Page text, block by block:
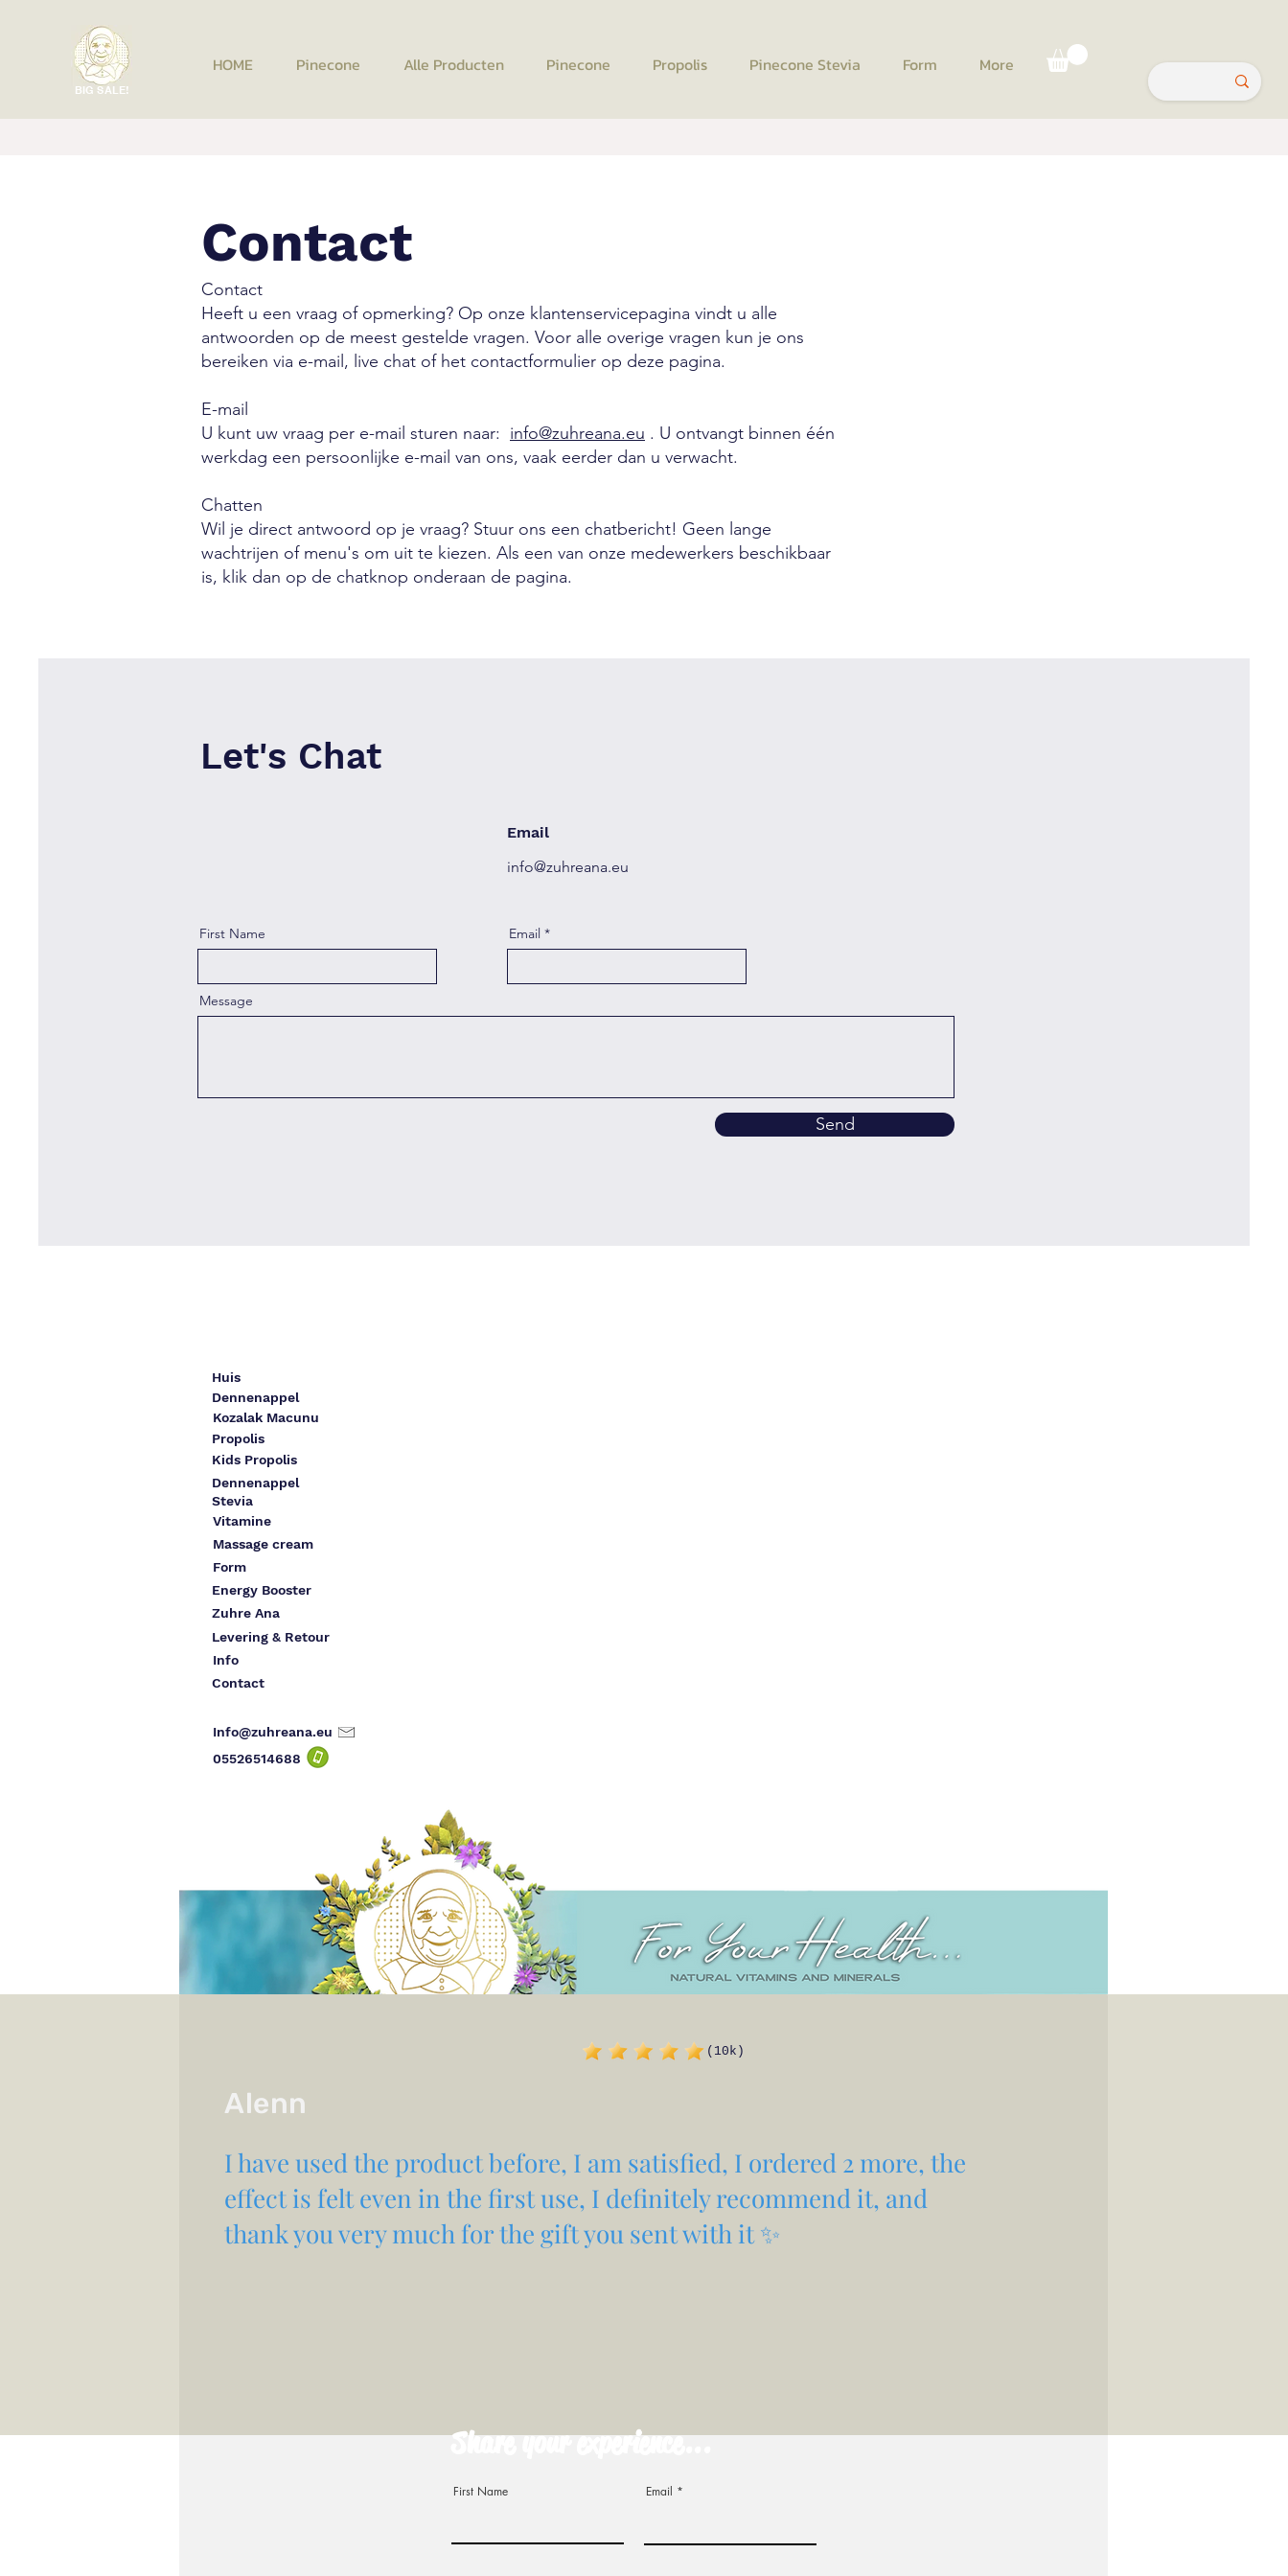
BIG SALE!
HOME Pinecone Alle Producten Pinecone Propolis Pinecone Stevia Form More
Contact
Contact
Heeft u een vraag of opmerking? Op onze klantenservicepagina vindt u alle
antwoorden op de meest gestelde vragen. Voor alle overige vragen kun je ons
bereiken via e-mail, live chat of het contactformulier op deze pagina.
E-mail
U kunt uw vraag per e-mail sturen naar: info@zuhreana.eu . U ontvangt binnen één
werkdag een persoonlijke e-mail van ons, vaak eerder dan u verwacht.
Chatten
Wil je direct antwoord op je vraag? Stuur ons een chatbericht! Geen lange
wachtrijen of menu's om uit te kiezen. Als een van onze medewerkers beschikbaar
is, klik dan op de chatknop onderaan de pagina.
Let's Chat
Email
info@zuhreana.eu
First Name Email
Message
Send
Huis
Dennenappel
Kozalak Macunu
Propolis
Kids Propolis
Dennenappel
Stevia
Vitamine
Massage cream
Form
Energy Booster
Zuhre Ana
Levering & Retour
Info
Contact
Info@zuhreana.eu
05526514688
Alenn
I have used the product before, I am satisfied, I ordered 2 more, the
effect is felt even in the first use, I definitely recommend it, and
thank you very much for the gift you sent with it ✨
(10k)
Share your experience...
First Name Email